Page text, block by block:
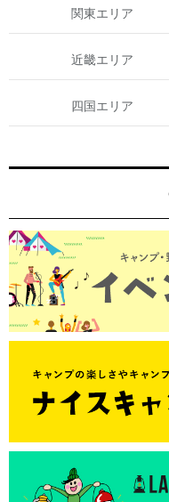
関東エリア
近畿エリア
四国エリア